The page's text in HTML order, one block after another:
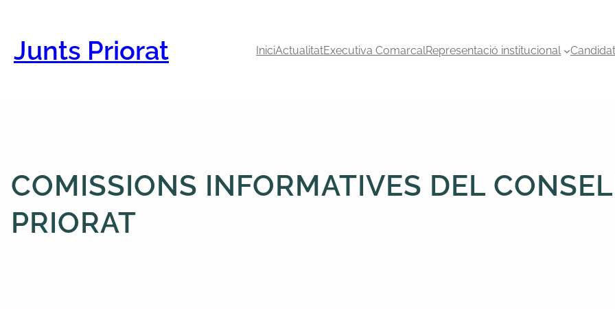
contingut
Junts Priorat IniciActualitatExecutiva ComarcalRepresentació institucional
COMISSIONS INFORMATIVES DEL
PRIORAT